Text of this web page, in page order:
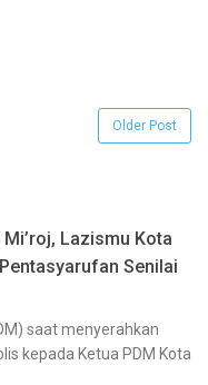
Older Post
Mi’roj, Lazismu Kota
Senilai
saat menyerahkan
kepada Ketua PDM Kota